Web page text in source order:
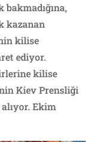
kazanan
kilise
ediyor.
kilise
Kiev Prensliği
Ekim